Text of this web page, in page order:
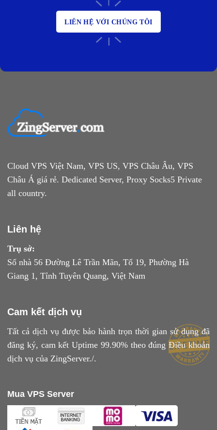
LIÊN HỆ VỚI CHÚNG TÔI
Cloud VPS Việt Nam, VPS US, VPS Châu Âu, VPS
Châu Á giá rẻ. Dedicated Server, Proxy Socks5 Private
all country.
Liên hệ
Trụ sở:
Số nhà 56 Đường Lê Trần Mãn, Tổ 19, Phường Hà
Giang 1, Tỉnh Tuyên Quang, Việt Nam
Cam kết dịch vụ
Tất cả dịch vụ được bảo hành trọn thời gian sử dụng đã
đăng ký, cam kết Uptime 99.90% theo đúngĐiều khoản
dịch vụ của ZingServer./.
Mua VPS Server